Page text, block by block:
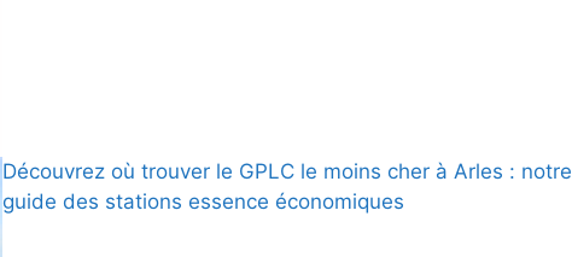
Découvrez où trouver le GPLC le moins cher à Arles : notre
guide des stations essence économiques